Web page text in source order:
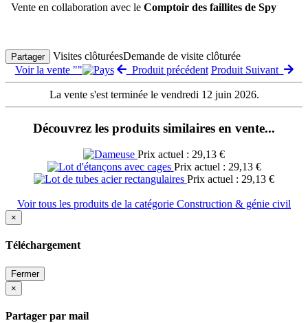
Vente en collaboration avec le Comptoir des faillites de Spy
Partager Visites clôturéesDemande de visite clôturée
Voir la vente ""
Produit précédent Produit Suivant
La vente s'est terminée le vendredi 12 juin 2026.
Découvrez les produits similaires en vente...
Prix actuel : 29,13 €
Prix actuel : 29,13 €
Prix actuel : 29,13 €
Voir tous les produits de la catégorie Construction & génie civil
×
Téléchargement
Fermer
×
Partager par mail